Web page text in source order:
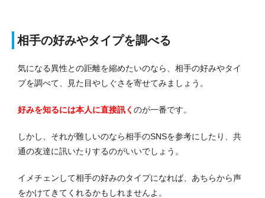
相手の好みやタイプを調べる
気になる異性との距離を縮めたいのなら、相手の好みやタイ
プを調べて、見た目やしぐさを寄せてみましょう。
好みを知るには本人に直接訊く のが一番です。
しかし、それが難しいのなら相手のSNSを参考にしたり、共
通の友達に訊いたりするのがいいでしょう。
イメチェンして相手の好みのタイプになれば、あちらから声
をかけてきてくれるかもしれませんよ。